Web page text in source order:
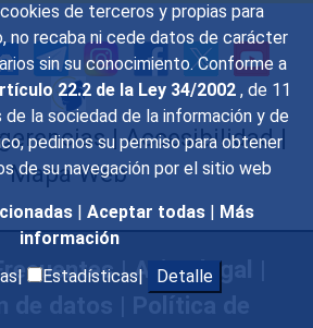
de terceros y propias para
no recaba ni cede datos de carácter
sin su conocimiento. Conforme a
22.2 de la Ley 34/2002 , de 11
de la sociedad de la información y de
pedimos su permiso para obtener
de su navegación por el sitio web
| Aceptar todas | Más
información
Estadísticas| Detalle
|Accesibilidad|
Mapa Web
|Aviso legal